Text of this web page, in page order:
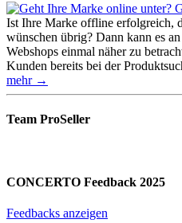
Ist Ihre Marke offline erfolgreich,
wünschen übrig? Dann kann es
Webshops einmal näher zu
Kunden bereits bei der
mehr →
Team ProSeller
CONCERTO Feedback 2025
Feedbacks anzeigen